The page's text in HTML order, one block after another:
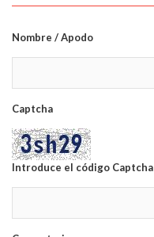
Nombre / Apodo
Captcha
Introduce el código Captcha